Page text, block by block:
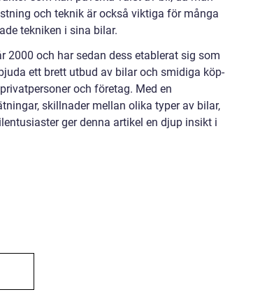
och teknik är också viktiga för många
tekniken i sina bilar.
och har sedan dess etablerat sig som
ett brett utbud av bilar och smidiga köp-
och företag. Med en
skillnader mellan olika typer av bilar,
ger denna artikel en djup insikt i